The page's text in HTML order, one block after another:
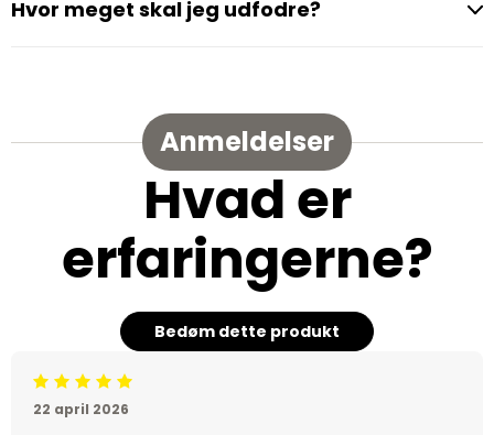
Hvor meget skal jeg udfodre?
Anmeldelser
Hvad er
erfaringerne?
Bedøm dette produkt
Beoordeling: 5/5
22 april 2026